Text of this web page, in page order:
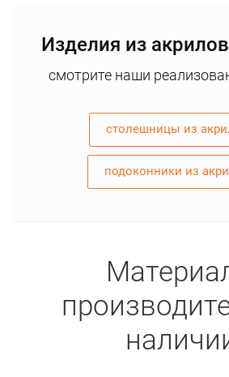
Изделия из
смотрите наши
столешницы из
подоконники из